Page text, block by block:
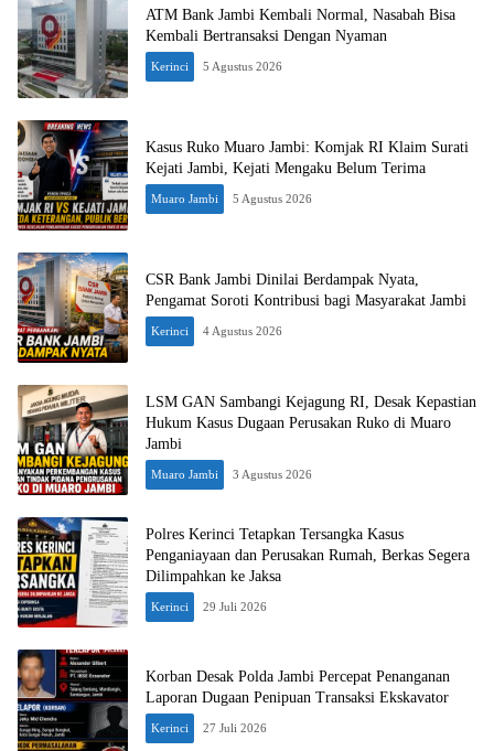
ATM Bank Jambi Kembali Normal, Nasabah Bisa
Kembali Bertransaksi Dengan Nyaman
Kerinci 5 Agustus 2026
Kasus Ruko Muaro Jambi: Komjak RI Klaim Surati
Kejati Jambi, Kejati Mengaku Belum Terima
Muaro Jambi 5 Agustus 2026
CSR Bank Jambi Dinilai Berdampak Nyata,
Pengamat Soroti Kontribusi bagi Masyarakat Jambi
Kerinci 4 Agustus 2026
LSM GAN Sambangi Kejagung RI, Desak Kepastian
Hukum Kasus Dugaan Perusakan Ruko di Muaro
Jambi
Muaro Jambi 3 Agustus 2026
Polres Kerinci Tetapkan Tersangka Kasus
Penganiayaan dan Perusakan Rumah, Berkas Segera
Dilimpahkan ke Jaksa
Kerinci 29 Juli 2026
Korban Desak Polda Jambi Percepat Penanganan
Laporan Dugaan Penipuan Transaksi Ekskavator
Kerinci 27 Juli 2026